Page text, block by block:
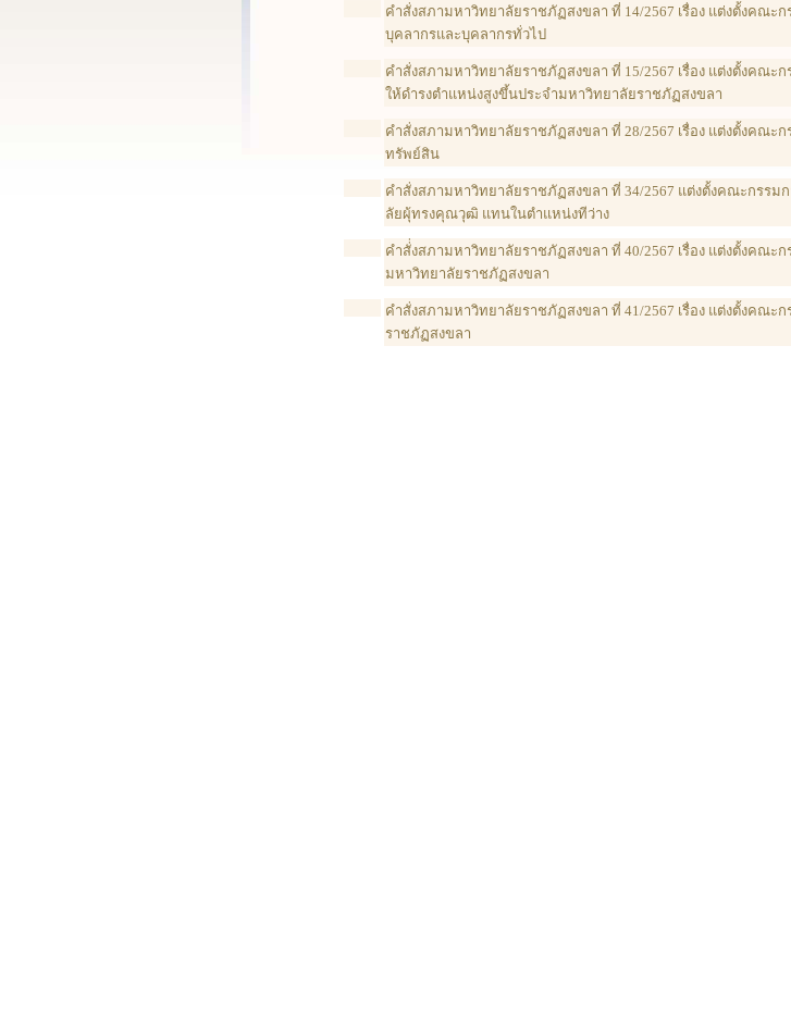
คำสั่งสภามหาวิทยาลัยราชภัฏสงขลา ที่ 14/2567 เรื่อง แต่งตั้งคณะ
บุคลากรและบุคลากรทั่วไป
คำสั่งสภามหาวิทยาลัยราชภัฏสงขลา ที่ 15/2567 เรื่อง แต่งตั้งคณะ
ให้ดำรงตำแหน่งสูงขึ้นประจำมหาวิทยาลัยราชภัฏสงขลา
คำสั่งสภามหาวิทยาลัยราชภัฏสงขลา ที่ 28/2567 เรื่อง แต่งตั้งคณะ
ทรัพย์สิน
คำสั่งสภามหาวิทยาลัยราชภัฏสงขลา ที่ 34/2567 แต่งตั้งคณะกรรม
ลัยผุ้ทรงคุณวุฒิ แทนในตำแหน่งทีว่าง
คำสั่่งสภามหาวิทยาลัยราชภัฏสงขลา ที่ 40/2567 เรื่อง แต่งตั้งคณะ
มหาวิทยาลัยราชภัฏสงขลา
คำสั่งสภามหาวิทยาลัยราชภัฏสงขลา ที่ 41/2567 เรื่อง แต่งตั้งคณะ
ราชภัฏสงขลา